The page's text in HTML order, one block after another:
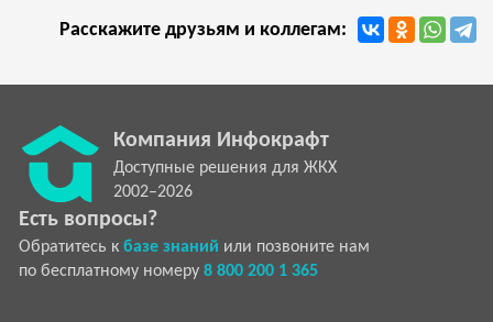
Расскажите друзьям и коллегам:
Компания Инфокрафт
Доступные решения для ЖКХ
2002–2026
Есть вопросы?
Обратитесь к базе знаний или позвоните нам
по бесплатному номеру 8 800 200 1 365